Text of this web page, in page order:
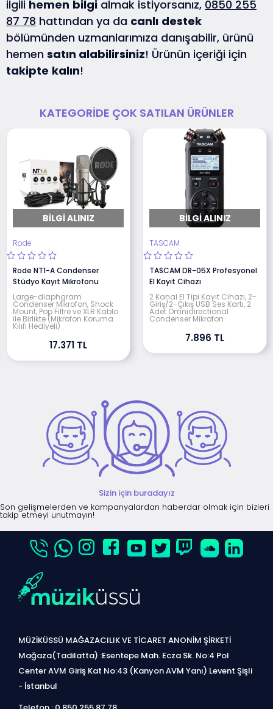
ilgili hemen bilgi almak istiyorsanız, 0850 255
87 78 hattından ya da canlı destek
bölümünden uzmanlarımıza danışabilir, ürünü
hemen satın alabilirsiniz! Ürünün içeriği için
takipte kalın!
KATEGORIDE ÇOK SATILAN ÜRÜNLER
BILGI ALINIZ
Rode
Rode NT1-A Condenser
Stüdyo Kayıt Mikrofonu
Large-diaphgram
Condenser Mikrofon, Shock
Mount, Pop Filtre ve XLR Kablo
ile Birlikte (Mikrofon Koruma
Kılıfı Hediyeli)
17.371 TL
BILGI ALINIZ
TASCAM
TASCAM DR-05X Profesyonel
El Kayıt Cihazı
2 Kanal El Tipi Kayıt Cihazı, 2-
Giriş/2-Çıkış USB Ses Kartı, 2
Adet Omnidirectional
Condenser Mikrofon
7.896 TL
Sizin için buradayız
Son gelişmelerden ve kampanyalardan haberdar olmak için bizleri
takip etmeyi unutmayın!
MÜZİKÜSSÜ MAĞAZACILIK VE TİCARET ANONİM ŞİRKETİ
Mağaza(Tadilatta) :Esentepe Mah. Ecza Sk. No:4 Pol
Center AVM Giriş Kat No:43 (Kanyon AVM Yanı) Levent Şişli
- İstanbul